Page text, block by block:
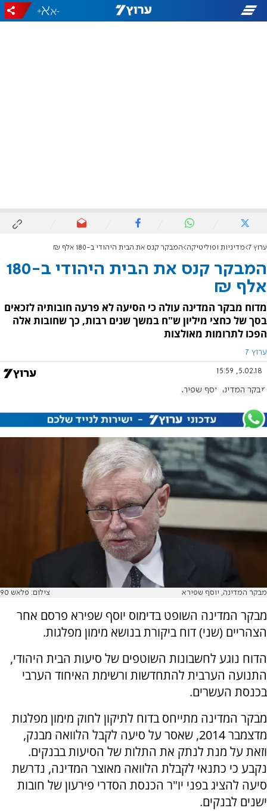
-
+
ערוץ 7 מדיניות ופוליטיקה המבקר קנס את הבית היהודי ב-180 אלף ₪
המבקר קנס את הבית היהודי ב-180
אלף ₪
מדוח מבקר המדינה עולה כי הסיעה לא פרעה חובותיה לזכאים
בסך של כחצי מיליון ש"ח במשך שנים רבות, כך שחובות אלה
הפכו לתרומות מאולצות
ערוץ 7
5.02.18, 15:59
מבקר המדינה יוסף שפירא
מבקר המדינה, יוסף שפירא צילום: פלאש 90
מבקר המדינה השופט בדימוס יוסף שפירא פרסם אחר
הצהריים (שני) דוח ביקורת בנושא מימון מפלגות.
הדוח נוגע לחשבונות השוטפים של סיעות הבית היהודי,
התנועה הערבית להתחדשות ורשימת האיחוד הערבי
בכנסת העשרים.
מבקר המדינה מתייחס בדוח לתיקון לחוק מימון מפלגות
מדצמבר 2014, שאסר על סיעה לקבל הלוואה מבנק,
וזאת על מנת לנתק את התלות של הסיעות בבנקים.
נקבע כי כתנאי לקבלת הלוואה מאוצר המדינה, נדרשת
סיעה להציג בפני יו"ר הכנסת הסדרי פירעון של חובות
ישנים לבנקים.